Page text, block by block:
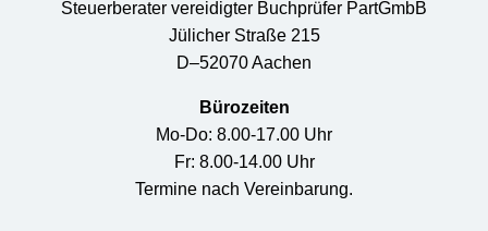
Steuerberater vereidigter Buchprüfer PartGmbB
Jülicher Straße 215
D–52070 Aachen
Bürozeiten
Mo-Do: 8.00-17.00 Uhr
Fr: 8.00-14.00 Uhr
Termine nach Vereinbarung.